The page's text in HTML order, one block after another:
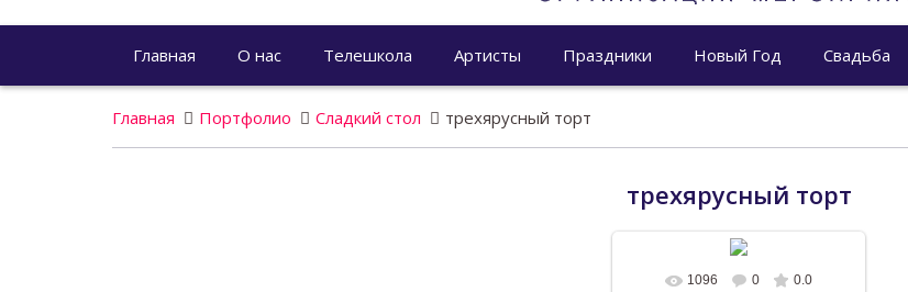
Главная О нас Телешкола Артисты Праздники Новый Год Свадьба
Главная Портфолио Сладкий стол трехярусный торт
трехярусный торт
В реальном размере 1196x768
1096 0 0.0